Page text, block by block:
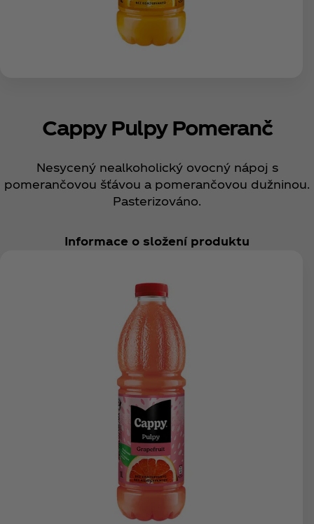
Cappy Pulpy Pomeranč
Nesycený nealkoholický ovocný nápoj s
pomerančovou šťávou a pomerančovou dužninou.
Pasterizováno.
Informace o složení produktu